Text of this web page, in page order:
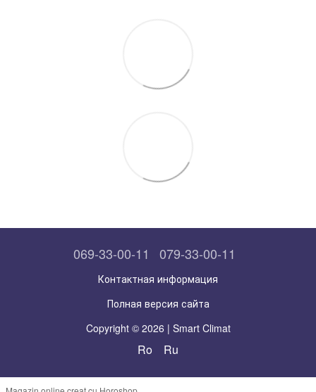
069-33-00-11 079-33-00-11
Контактная информация
Полная версия сайта
Copyright © 2026 | Smart Climat
Ro Ru